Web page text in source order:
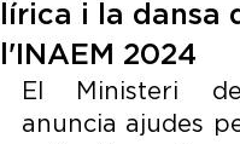
lírica i la dansa
l'INAEM 2024
El Ministeri
anuncia ajudes